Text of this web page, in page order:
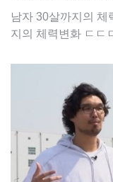
남자 30살까지의
지의 체력변화 ㄷ